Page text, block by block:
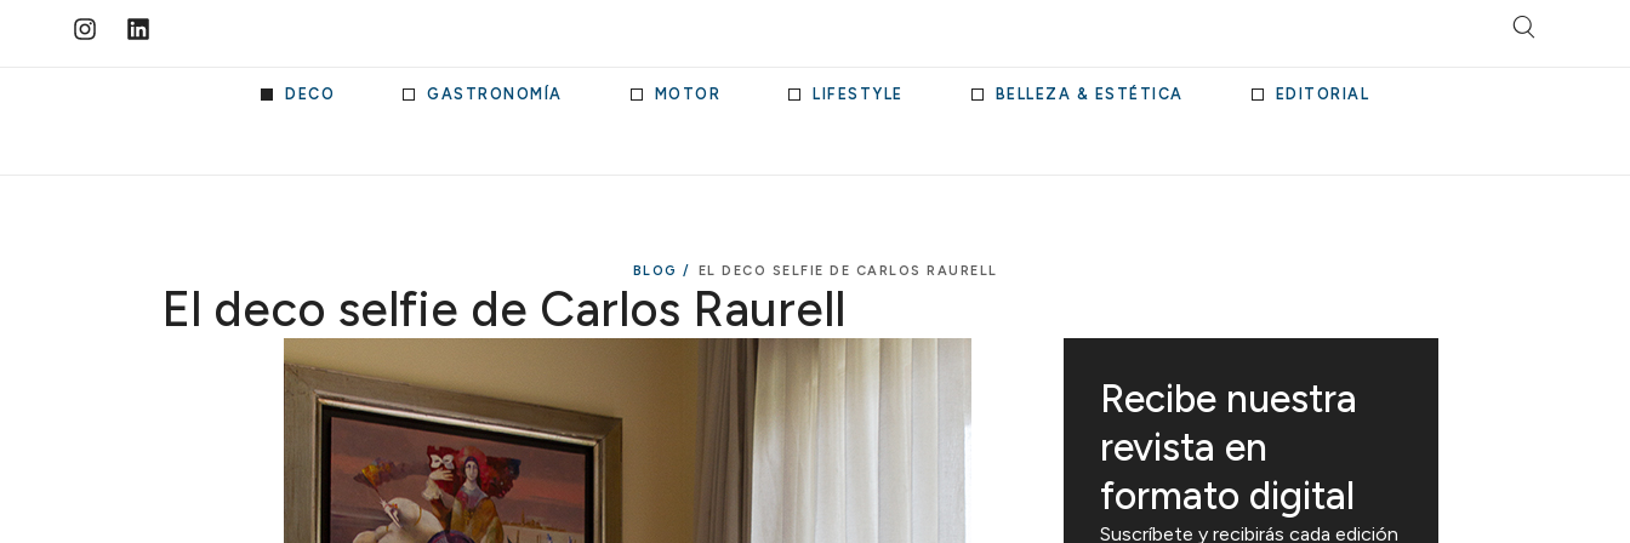
DECO GASTRONOMÍA MOTOR LIFESTYLE BELLEZA & ESTÉTICA EDITORIAL
BLOG / EL DECO SELFIE DE CARLOS RAURELL
El deco selfie de Carlos Raurell
Recibe nuestra
revista en
formato digital
Suscríbete y recibirás cada edición